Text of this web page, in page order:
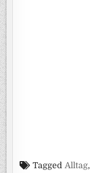
Tagged Alltag,